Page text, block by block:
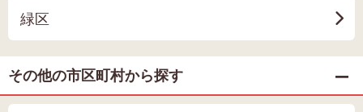
緑区
その他の市区町村から探す